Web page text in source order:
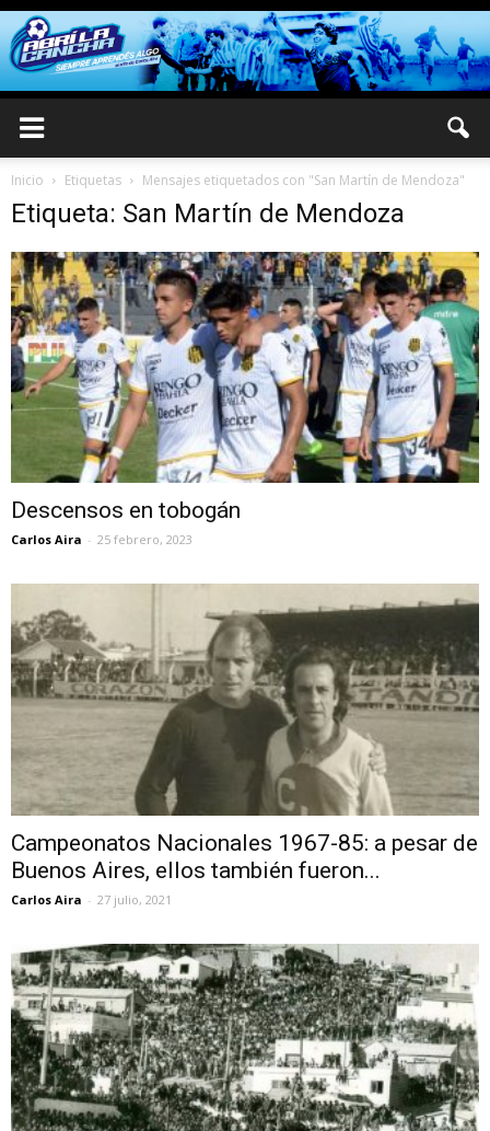
Inicio Etiquetas Mensajes etiquetados con "San Martín de Mendoza"
Etiqueta: San Martín de Mendoza
Descensos en tobogán
Carlos Aira - 25 febrero, 2023
Campeonatos Nacionales 1967-85: a pesar de
Buenos Aires, ellos también fueron...
Carlos Aira - 27 julio, 2021